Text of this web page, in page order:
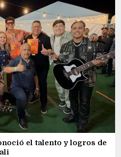
el talento y logros de